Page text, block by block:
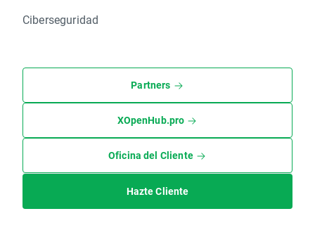
Ciberseguridad
Partners
XOpenHub.pro
Oficina del Cliente
Hazte Cliente